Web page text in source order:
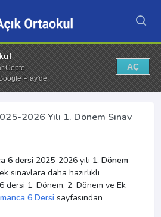
Cepte
Play'de
AÇ
2026 Yılı 1. Dönem Sınav
6 dersi 2025-2026 yılı 1. Dönem
sınavlara daha hazırlıklı
dersi 1. Dönem, 2. Dönem ve Ek
6 Dersi sayfasından